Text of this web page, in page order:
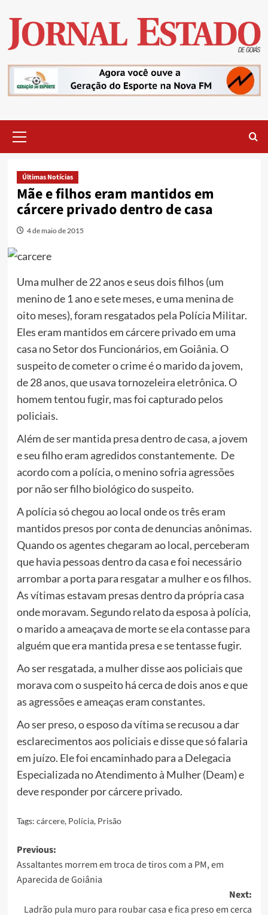
content
Menu
Últimas Notícias
Mãe e filhos eram mantidos em
cárcere privado dentro de casa
4 de maio de 2015
Uma mulher de 22 anos e seus dois filhos (um
menino de 1 ano e sete meses, e uma menina de
oito meses), foram resgatados pela Polícia Militar.
Eles eram mantidos em cárcere privado em uma
casa no Setor dos Funcionários, em Goiânia. O
suspeito de cometer o crime é o marido da jovem,
de 28 anos, que usava tornozeleira eletrônica. O
homem tentou fugir, mas foi capturado pelos
policiais.
Além de ser mantida presa dentro de casa, a jovem
e seu filho eram agredidos constantemente. De
acordo com a polícia, o menino sofria agressões
por não ser filho biológico do suspeito.
A polícia só chegou ao local onde os três eram
mantidos presos por conta de denuncias anônimas.
Quando os agentes chegaram ao local, perceberam
que havia pessoas dentro da casa e foi necessário
arrombar a porta para resgatar a mulher e os filhos.
As vítimas estavam presas dentro da própria casa
onde moravam. Segundo relato da esposa à polícia,
o marido a ameaçava de morte se ela contasse para
alguém que era mantida presa e se tentasse fugir.
Ao ser resgatada, a mulher disse aos policiais que
morava com o suspeito há cerca de dois anos e que
as agressões e ameaças eram constantes.
Ao ser preso, o esposo da vítima se recusou a dar
esclarecimentos aos policiais e disse que só falaria
em juízo. Ele foi encaminhado para a Delegacia
Especializada no Atendimento à Mulher (Deam) e
deve responder por cárcere privado.
Tags: cárcere, Polícia, Prisão
Post
navigation
Previous:
Assaltantes morrem em troca de tiros com a PM, em
Aparecida de Goiânia
Next:
Ladrão pula muro para roubar casa e fica preso em cerca